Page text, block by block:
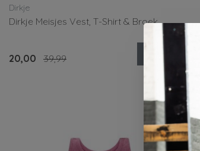
Dirkje
Dirkje Meisjes Vest, T-Shirt & Broek
20,00 39,99 Bekijken